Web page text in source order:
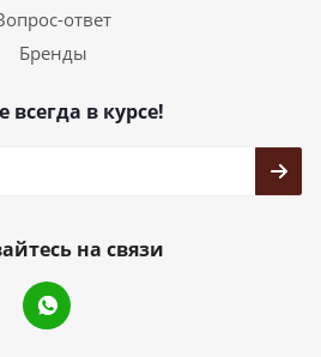
ответ
Бренды
всегда в курсе!
на связи